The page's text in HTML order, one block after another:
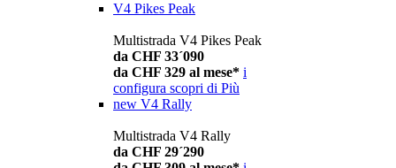
V4 Pikes Peak
Multistrada V4 Pikes Peak
da CHF 33´090
da CHF 329 al mese* i
configura scopri di Più
new V4 Rally
Multistrada V4 Rally
da CHF 29´290